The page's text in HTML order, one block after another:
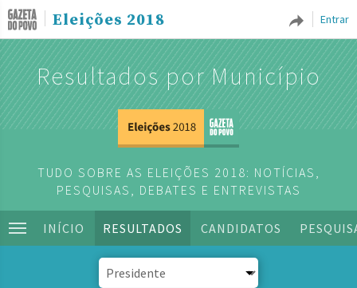
Entrar
Eleições 2018
Resultados por Município
TUDO SOBRE AS ELEIÇÕES 2018: NOTÍCIAS,
PESQUISAS, DEBATES E ENTREVISTAS
INÍCIO RESULTADOS CANDIDATOS